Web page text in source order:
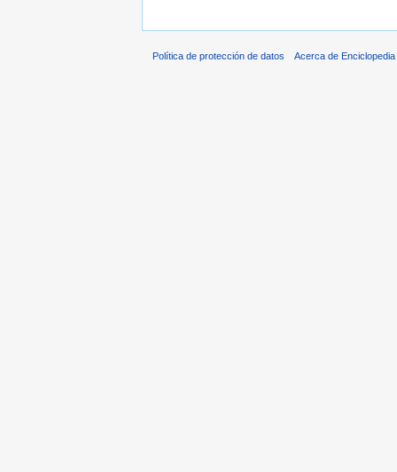
Política de protección de datos Acerca de